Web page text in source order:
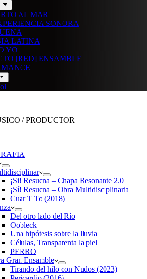
AL MAR
SONORA
LATINA
YO
[RED] ENSAMBLE
/ PRODUCTOR
¡Si! Resuena – Chapa Resonante 2.0
¡Sí! Resuena – Obra Multidisciplinaria
Cuar T To (2018)
Del otro lado del Río
Oobleck
Una hipótesis sobre la lluvia
Células, Transparenta la piel
PERRO
Gran Ensamble
Tirando del hilo con Nudos (2023)